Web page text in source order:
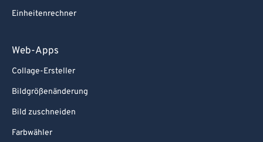
Einheitenrechner
Web-Apps
Collage-Ersteller
Bildgrößenänderung
Bild zuschneiden
Farbwähler